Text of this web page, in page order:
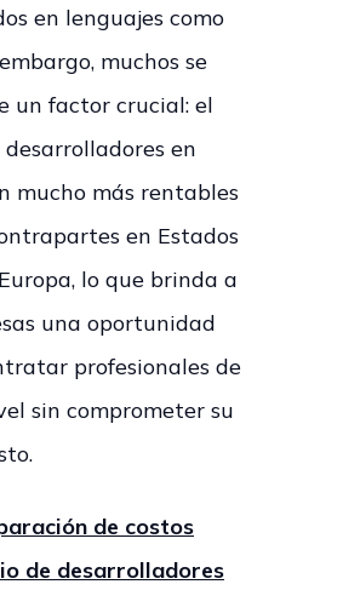
en lenguajes como
muchos se
un factor crucial: el
desarrolladores en
mucho más rentables
en Estados
lo que brinda a
una oportunidad
profesionales de
sin comprometer su
de costos
de desarrolladores